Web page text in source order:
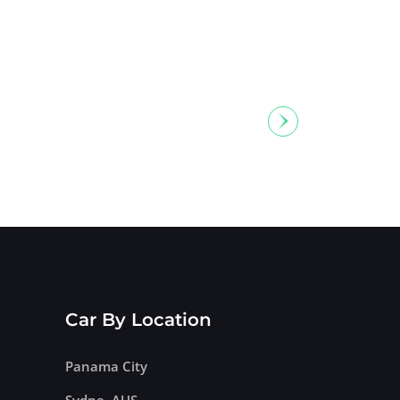
Car By Location
Panama City